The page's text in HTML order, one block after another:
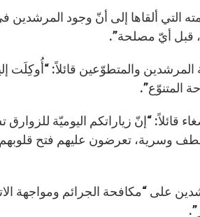
التي ألقاها إلى أنّ وجود المرشدين
قبل أيّ مصلحة”.
والمتطوّعين قائلاً: “أُوكِلَت
المتنوّع”.
قائلاً: “إنّ زياراتكم اليوميّة
وسرية، تعرضون عليهم فتح
على “مكافحة الجرائم ومواجهة